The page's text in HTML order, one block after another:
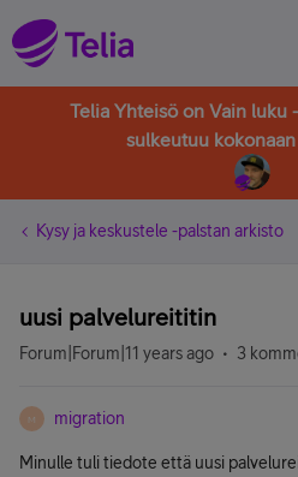
Telia Yhteisö on Vain luku
sulkeutuu
Kysy ja keskustele -palstan arkisto
uusi palvelureititin
Forum|Forum|11 years ago 3
M migration
Minulle tuli tiedote että uusi